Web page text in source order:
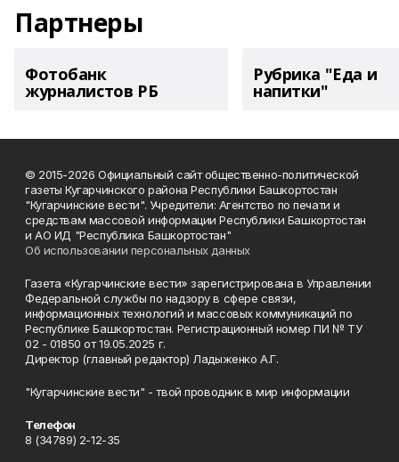
Партнеры
Фотобанк
журналистов РБ
Рубрика "Еда и
напитки"
© 2015-2026 Официальный сайт общественно-политической
газеты Кугарчинского района Республики Башкортостан
"Кугарчинские вести". Учредители: Агентство по печати и
средствам массовой информации Республики Башкортостан
и АО ИД "Республика Башкортостан"
Об использовании персональных данных
Газета «Кугарчинские вести» зарегистрирована в Управлении
Федеральной службы по надзору в сфере связи,
информационных технологий и массовых коммуникаций по
Республике Башкортостан. Регистрационный номер ПИ № ТУ
02 - 01850 от 19.05.2025 г.
Директор (главный редактор) Ладыженко А.Г.
"Кугарчинские вести" - твой проводник в мир информации
Телефон
8 (34789) 2-12-35